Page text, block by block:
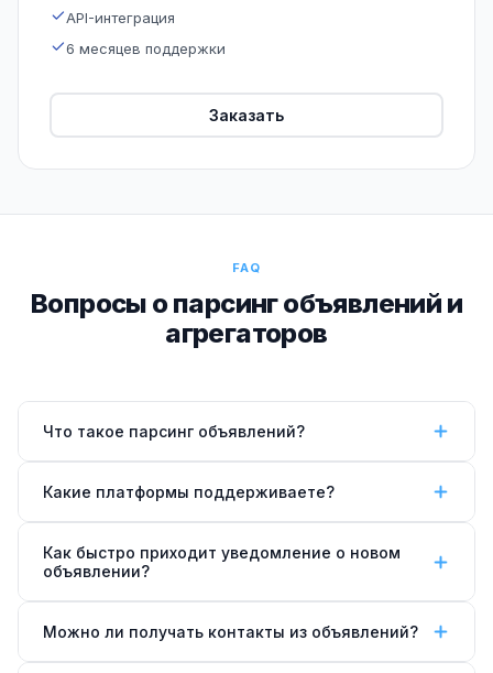
API-интеграция
6 месяцев поддержки
Заказать
FAQ
Вопросы о парсинг объявлений и
агрегаторов
Что такое парсинг объявлений?
досок объявлений (Авито, ЦИАН, HH и других).
Система проверяет новые объявления по
заданным фильтрам и сразу уведомляет вас в
Какие платформы поддерживаете?
Яндекс.Недвижимость, SuperJob, FarPost, YouDo и
Как быстро приходит уведомление о новом
объявлении?
Уведомление в Telegram приходит в течение 5–15
минут после появления объявления.
Можно ли получать контакты из объявлений?